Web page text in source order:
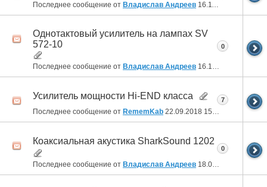
Последнее сообщение от Владислав Андреев 16.11.2018 04:00
Однотактовый усилитель на лампах SV
572-10
Последнее сообщение от Владислав Андреев 16.10.2018
0
Усилитель мощности Hi-END класса
Последнее сообщение от RememKab 22.09.2018 15:12
7
Коаксиальная акустика SharkSound 1202
Последнее сообщение от Владислав Андреев 18.01.2018
0